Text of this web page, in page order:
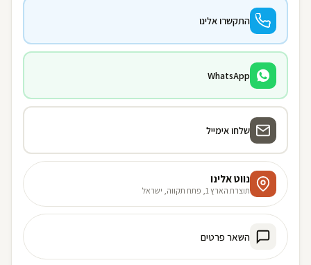
התקשרו אלינו
WhatsApp
שלחו אימייל
נווט אלינו
תוצרת הארץ 1, פתח תקווה, ישראל
השאר פרטים